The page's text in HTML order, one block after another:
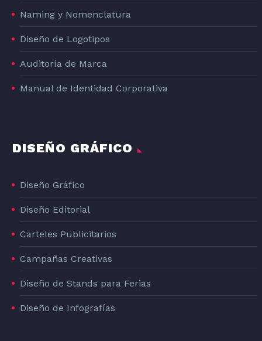
Naming y Nomenclatura
Diseño de Logotipos
Auditoría de Marca
Manual de Identidad Corporativa
DISEÑO GRÁFICO
Diseño Gráfico
Diseño Editorial
Carteles Publicitarios
Campañas Creativas
Diseño de Stands para Ferias
Diseño de Infografías